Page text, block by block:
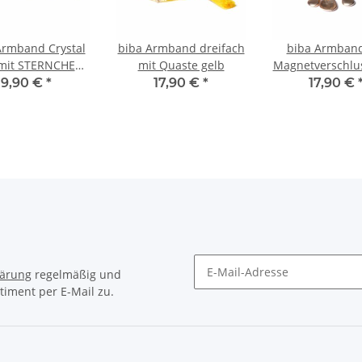
Crystal
STERNCHEN
gold matt
9,90 € *
biba Armband dreifach
mit Quaste gelb
17,90 € *
biba
17,90 €
regelmäßig und
per E-Mail zu.